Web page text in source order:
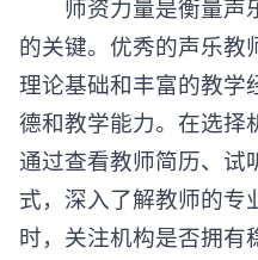
师资力量是衡量声
的关键。优秀的声乐教
理论基础和丰富的教学
德和教学能力。在选择
通过查看教师简历、试
式，深入了解教师的专
时，关注机构是否拥有